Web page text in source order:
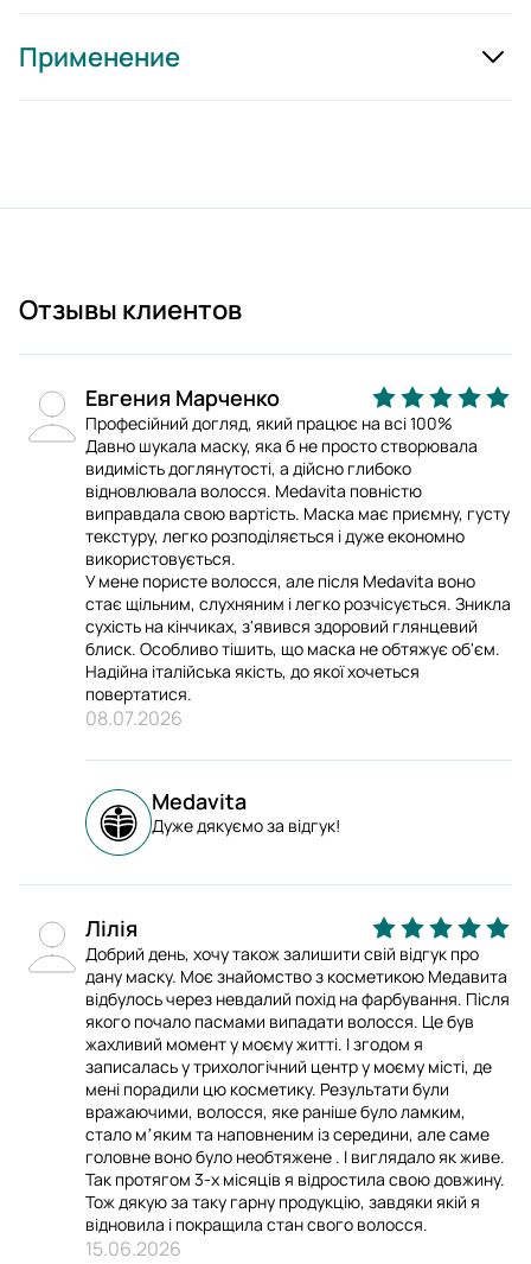
Применение
Отзывы клиентов
Евгения Марченко
Професійний догляд, який працює на всі 100%
Давно шукала маску, яка б не просто створювала
видимість доглянутості, а дійсно глибоко
відновлювала волосся. Medavita повністю
виправдала свою вартість. Маска має приємну, густу
текстуру, легко розподіляється і дуже економно
використовується.
У мене пористе волосся, але після Medavita воно
стає щільним, слухняним і легко розчісується. Зникла
сухість на кінчиках, з'явився здоровий глянцевий
блиск. Особливо тішить, що маска не обтяжує об'єм.
Надійна італійська якість, до якої хочеться
повертатися.
08.07.2026
Medavita
Дуже дякуємо за відгук!
Лілія
Добрий день, хочу також залишити свій відгук про
дану маску. Моє знайомство з косметикою Медавита
відбулось через невдалий похід на фарбування. Після
якого почало пасмами випадати волосся. Це був
жахливий момент у моєму житті. І згодом я
записалась у трихологічний центр у моєму місті, де
мені порадили цю косметику. Результати були
вражаючими, волосся, яке раніше було ламким,
стало мʼяким та наповненим із середини, але саме
головне воно було необтяжене . І виглядало як живе.
Так протягом 3-х місяців я відростила свою довжину.
Тож дякую за таку гарну продукцію, завдяки якій я
відновила і покращила стан свого волосся.
15.06.2026